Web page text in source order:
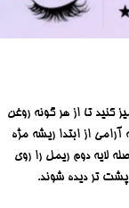
کنید تا از هر گونه روغن
از ابتدا ریشه مژه
لایه دوم ریمل را روی
پشت تر دیده شوند.